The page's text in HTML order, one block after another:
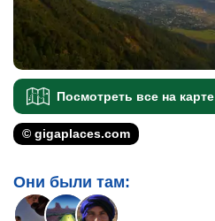
Посмотреть все на карте
© gigaplaces.com
Они были там: